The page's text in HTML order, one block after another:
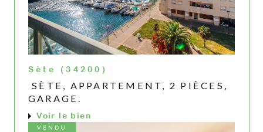
Sète (34200)
SÈTE, APPARTEMENT, 2 PIÈCES,
GARAGE.
Voir le bien
VENDU